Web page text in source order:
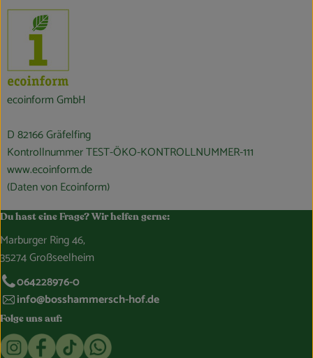
ecoinform GmbH
D 82166 Gräfelfing
Kontrollnummer TEST-ÖKO-KONTROLLNUMMER-111
www.ecoinform.de
(Daten von Ecoinform)
Du hast eine Frage? Wir helfen gerne:
Marburger Ring 46,
35274 Großseelheim
064228976-0
info@bosshammersch-hof.de
Folge uns auf:
Externer Link zu https://www.instagram.com/
Externer Link zu https://www.facebook.com/
Externer Link zu https://www.tiktok.com/
Externer Link zu https://whatsapp.com/